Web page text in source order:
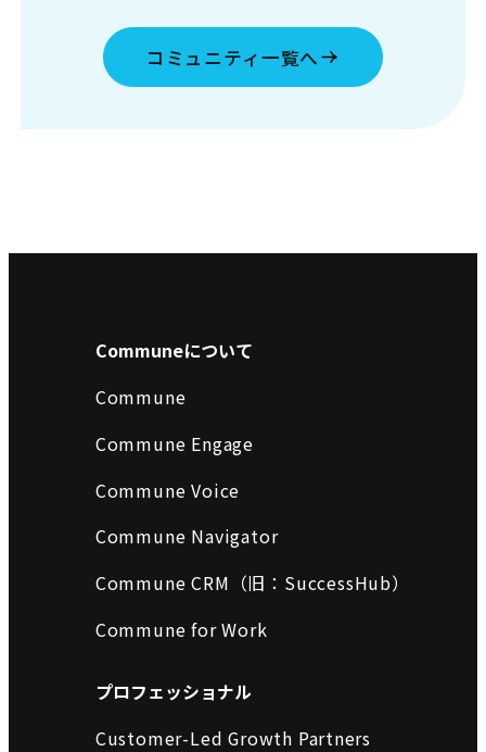
コミュニティ一覧へ
Communeについて
Commune
Commune Engage
Commune Voice
Commune Navigator
Commune CRM（旧：SuccessHub）
Commune for Work
プロフェッショナル
Customer-Led Growth Partners